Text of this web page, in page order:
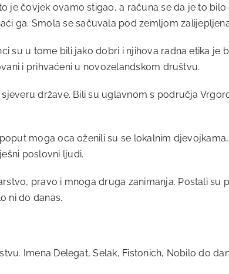
čovjek ovamo stigao, a računa se da je to bilo
ga. Smola se sačuvala pod zemljom
su u tome bili jako dobri i njihova radna etika je
i prihvaćeni u novozelandskom društvu.
države. Bili su uglavnom s područja
moga oca oženili su se lokalnim
poslovni ljudi.
pravo i mnoga druga zanimanja. Postali su
ni do danas.
Imena Delegat, Selak, Fistonich, Nobilo do